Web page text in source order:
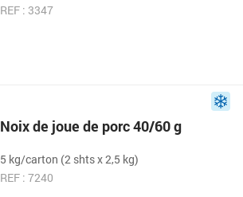
REF : 3347
Noix de joue de porc 40/60 g
5 kg/carton (2 shts x 2,5 kg)
REF : 7240